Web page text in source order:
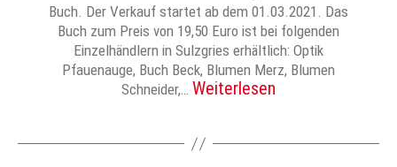
Buch. Der Verkauf startet ab dem 01.03.2021. Das
Buch zum Preis von 19,50 Euro ist bei folgenden
Einzelhändlern in Sulzgries erhältlich: Optik
Pfauenauge, Buch Beck, Blumen Merz, Blumen
Schneider,… Weiterlesen